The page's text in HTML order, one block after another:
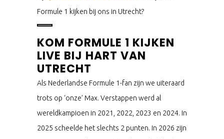
Formule 1 kijken bij ons in Utrecht?
KOM FORMULE 1 KIJKEN
LIVE BIJ HART VAN
UTRECHT
Als Nederlandse Formule 1-fan zijn we uiteraard
trots op ‘onze’ Max. Verstappen werd al
wereldkampioen in 2021, 2022, 2023 en 2024. In
2025 scheelde het slechts 2 punten. In 2026 zijn